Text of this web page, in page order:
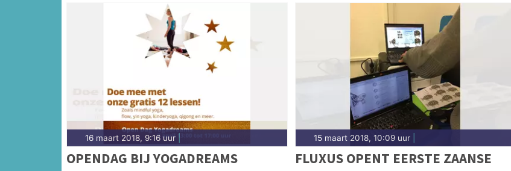
16 maart 2018, 9:16 uur |
OPENDAG BIJ YOGADREAMS
15 maart 2018, 10:09 uur|
FLUXUS OPENT EERSTE ZAANSE